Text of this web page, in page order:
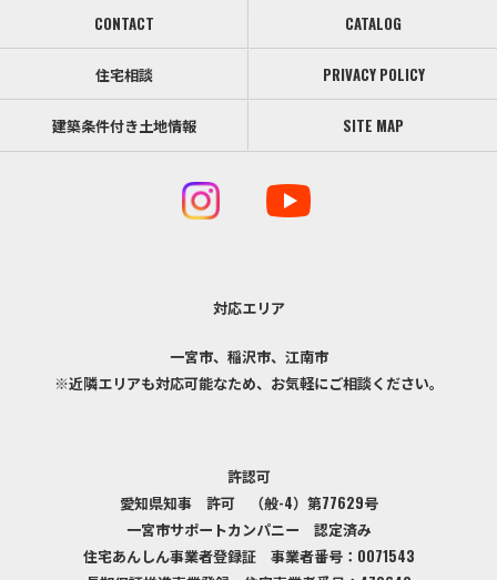
CONTACT CATALOG
住宅相談 PRIVACY POLICY
建築条件付き土地情報 SITE MAP
対応エリア
一宮市、稲沢市、江南市
※近隣エリアも対応可能なため、お気軽にご相談ください。
許認可
愛知県知事 許可 （般-4）第77629号
一宮市サポートカンパニー 認定済み
住宅あんしん事業者登録証 事業者番号：0071543